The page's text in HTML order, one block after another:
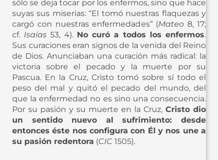
sólo se deja tocar por los enfermos, sino que hace
suyas sus miserias: “El tomó nuestras flaquezas y
cargó con nuestras enfermedades” (Mateo 8, 17;
cf. Isaías 53, 4). No curó a todos los enfermos.
Sus curaciones eran signos de la venida del Reino
de Dios. Anunciaban una curación más radical: la
victoria sobre el pecado y la muerte por su
Pascua. En la Cruz, Cristo tomó sobre sí todo el
peso del mal y quitó el pecado del mundo, del
que la enfermedad no es sino una consecuencia.
Por su pasión y su muerte en la Cruz, Cristo dio
un sentido nuevo al sufrimiento: desde
entonces éste nos configura con Él y nos une a
su pasión redentora (CIC 1505).